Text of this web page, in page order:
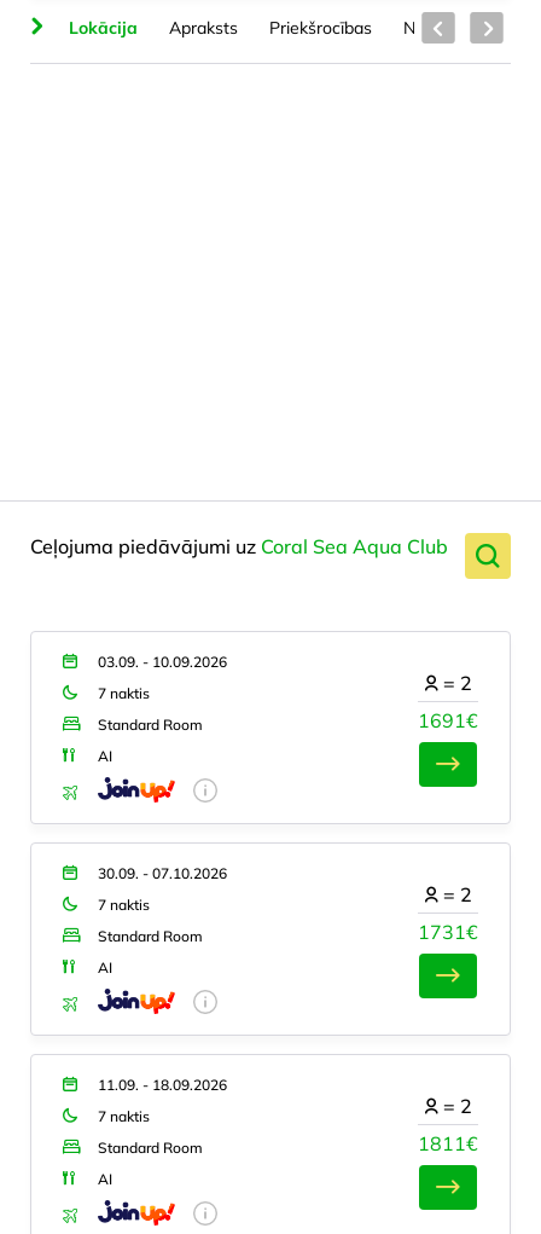
Lokācija Apraksts Priekšrocības Numuru veidi
Ceļojuma piedāvājumi uz Coral Sea Aqua Club
03.09. - 10.09.2026
7 naktis
Standard Room
AI
1691€
= 2
30.09. - 07.10.2026
7 naktis
Standard Room
AI
1731€
= 2
11.09. - 18.09.2026
7 naktis
Standard Room
AI
1811€
= 2